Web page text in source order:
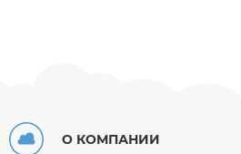
О КОМПАНИИ